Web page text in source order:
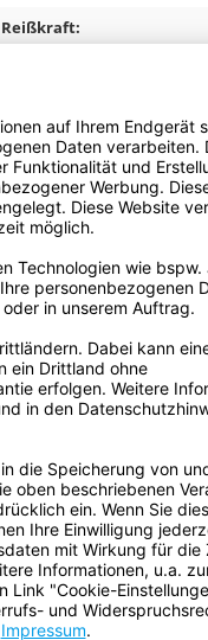
Reißkraft:
Nummer:
Kerndurchmesser:
Rückstandsfrei
entfernbar:
Temperaturbeständigkeit:
UV-Beständigkeit:
Gefahrgut:
Batterien sind enthalten: